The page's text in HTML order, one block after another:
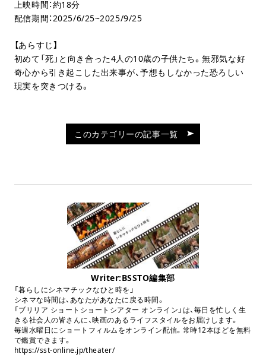
上映時間：約18分
配信期間：2025/6/25~2025/9/25
【あらすじ】
初めて「死」と向き合った4人の10歳の子供たち。無邪気な好
奇心から引き起こした出来事が、予想もしなかった恐ろしい
現実を突きつける。
このカテゴリーの記事一覧
Writer:BSSTO編集部
「暮らしにシネマチックなひと時を」
シネマな時間は、あなたがあなたに戻る時間。
「ブリリア ショートショートシアター オンライン」は、毎日を忙しく生
きる社会人の皆さんに、映画のあるライフスタイルをお届けします。
毎週水曜日にショートフィルムをオンライン配信。常時12本ほどを無料
で鑑賞できます。
https://sst-online.jp/theater/